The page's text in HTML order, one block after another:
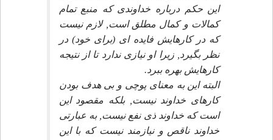
اين حكم درباره خداوندى كه منبع تمام
كمالات و كمال مطلق است, لازم نيست
كه در كارهايش فايده اى (براى خود) در
نظر بگيرد, زيرا او نيازى ندارد تا از نتيجه
كارهايش بهره ببرد.
البته اين به معناى پوچى و بى هدف بودن
كارهاى خداوند نيست, بلكه مقصود اين
است كه خداوند ذى نفع نيست, به عبارتى
خداوند ناقص و نيازمند نيست كه با اين